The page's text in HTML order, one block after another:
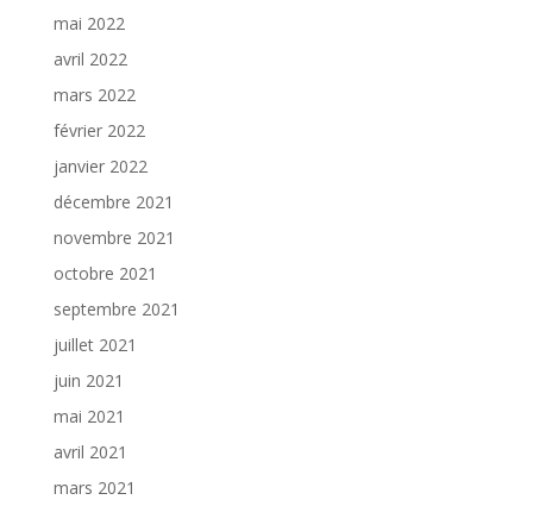
mai 2022
avril 2022
mars 2022
février 2022
janvier 2022
décembre 2021
novembre 2021
octobre 2021
septembre 2021
juillet 2021
juin 2021
mai 2021
avril 2021
mars 2021